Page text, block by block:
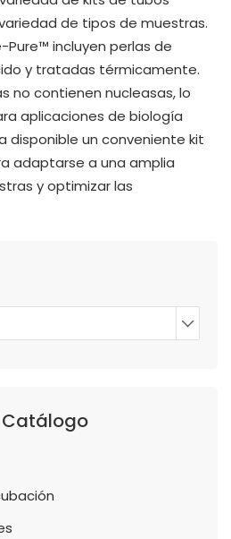
de tipos de muestras.
Pure™ incluyen perlas de
y tratadas térmicamente.
no contienen nucleasas, lo
aplicaciones de biología
disponible un conveniente kit
adaptarse a una amplia
y optimizar las